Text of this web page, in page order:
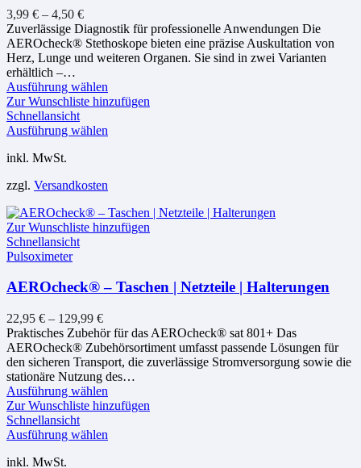
3,99 € – 4,50 €
Zuverlässige Diagnostik für professionelle Anwendungen Die
AEROcheck® Stethoskope bieten eine präzise Auskultation von
Herz, Lunge und weiteren Organen. Sie sind in zwei Varianten
erhältlich –…
Ausführung wählen
Produkt
Optionen
auf
der
Zur Wunschliste hinzufügen
Schnellansicht
Ausführung wählen
Varianten
Die
Optionen
Produktseite
inkl. MwSt.
zzgl. Versandkosten
Zur Wunschliste hinzufügen
Schnellansicht
Pulsoximeter
AEROcheck® – Taschen | Netzteile | Halterungen
22,95 € – 129,99 €
Praktisches Zubehör für das AEROcheck® sat 801+ Das
AEROcheck® Zubehörsortiment umfasst passende Lösungen für
den sicheren Transport, die zuverlässige Stromversorgung sowie die
stationäre Nutzung des…
Ausführung wählen
Produkt
Zur Wunschliste hinzufügen
Schnellansicht
Ausführung wählen
inkl. MwSt.